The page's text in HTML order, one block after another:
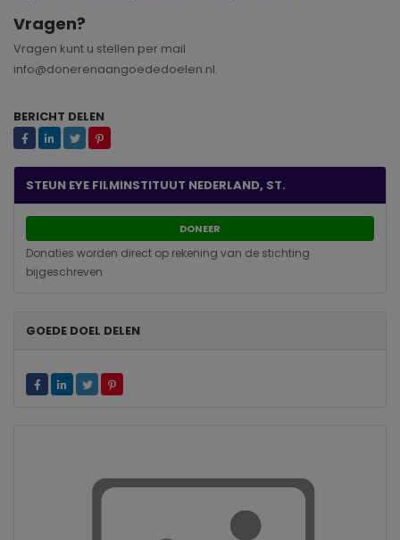
Vragen?
Vragen kunt u stellen per mail
info@donerenaangoededoelen.nl.
BERICHT DELEN
STEUN EYE FILMINSTITUUT NEDERLAND, ST.
DONEER
Donaties worden direct op rekening van de stichting
bijgeschreven
GOEDE DOEL DELEN